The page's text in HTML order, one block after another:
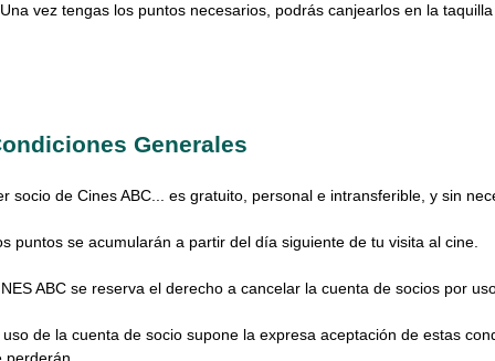
Una vez tengas los puntos necesarios, podrás canjearlos en la
Generales
socio de Cines ABC... es gratuito, personal e intransferible, y sin
puntos se acumularán a partir del día siguiente de tu visita al cine.
ABC se reserva el derecho a cancelar la cuenta de socios por
uso de la cuenta de socio supone la expresa aceptación de estas